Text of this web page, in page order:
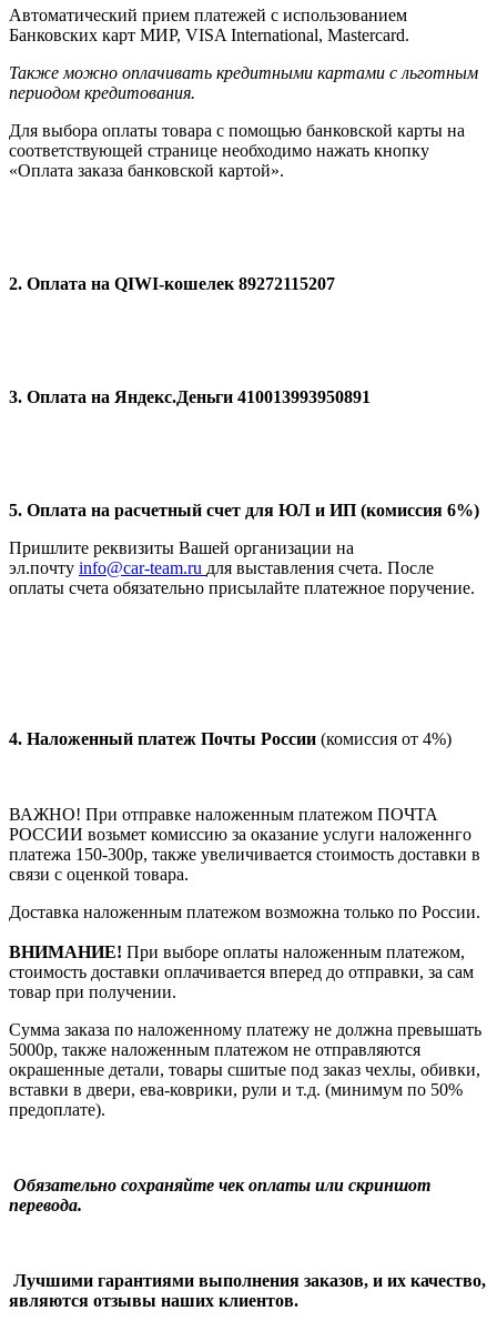
Автоматический прием платежей с использованием
Банковских карт МИР, VISA International, Мastercard.
Также можно оплачивать кредитными картами с льготным
периодом кредитования.
Для выбора оплаты товара с помощью банковской карты на
соответствующей странице необходимо нажать кнопку
«Оплата заказа банковской картой».
2. Оплата на QIWI-кошелек 89272115207
3. Оплата на Яндекс.Деньги 410013993950891
5. Оплата на расчетный счет для ЮЛ и ИП (комиссия 6%)
Пришлите реквизиты Вашей организации на
эл.почту info@car-team.ru для выставления счета. После
оплаты счета обязательно присылайте платежное поручение.
4. Наложенный платеж Почты России (комиссия от 4%)
ВАЖНО! При отправке наложенным платежом ПОЧТА
РОССИИ возьмет комиссию за оказание услуги наложеннго
платежа 150-300р, также увеличивается стоимость доставки в
связи с оценкой товара.
Доставка наложенным платежом возможна только по России.
ВНИМАНИЕ! При выборе оплаты наложенным платежом,
стоимость доставки оплачивается вперед до отправки, за сам
товар при получении.
Сумма заказа по наложенному платежу не должна превышать
5000р, также наложенным платежом не отправляются
окрашенные детали, товары сшитые под заказ чехлы, обивки,
вставки в двери, ева-коврики, рули и т.д. (минимум по 50%
предоплате).
Обязательно сохраняйте чек оплаты или скриншот
перевода.
Лучшими гарантиями выполнения заказов, и их качество,
являются отзывы наших клиентов.